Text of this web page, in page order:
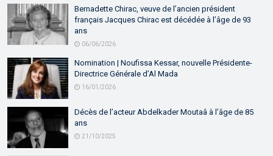
Bernadette Chirac, veuve de l’ancien président
français Jacques Chirac est décédée à l’âge de 93
ans
06/06/2026
Nomination | Noufissa Kessar, nouvelle Présidente-
Directrice Générale d’Al Mada
16/01/2026
Décès de l’acteur Abdelkader Moutaâ à l’âge de 85
ans
21/10/2025